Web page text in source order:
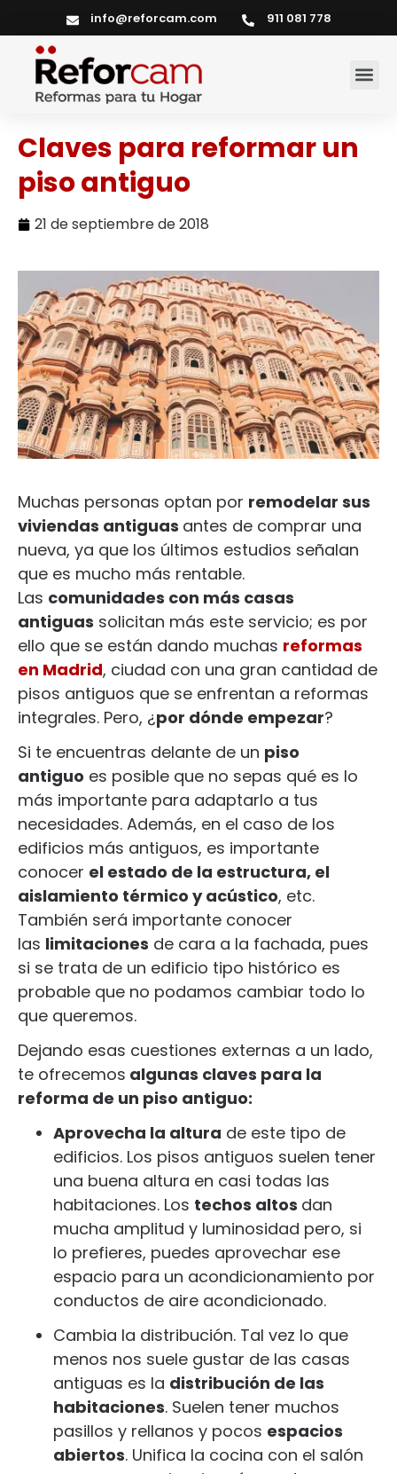
info@reforcam.com 911 081 778
Claves para reformar un
piso antiguo
21 de septiembre de 2018
Muchas personas optan por remodelar sus
viviendas antiguas antes de comprar una
nueva, ya que los últimos estudios señalan
que es mucho más rentable.
Las comunidades con más casas
antiguas solicitan más este servicio; es por
ello que se están dando muchas reformas
en Madrid, ciudad con una gran cantidad de
pisos antiguos que se enfrentan a reformas
integrales. Pero, ¿por dónde empezar?
Si te encuentras delante de un piso
antiguo es posible que no sepas qué es lo
más importante para adaptarlo a tus
necesidades. Además, en el caso de los
edificios más antiguos, es importante
conocer el estado de la estructura, el
aislamiento térmico y acústico, etc.
También será importante conocer
las limitaciones de cara a la fachada, pues
si se trata de un edificio tipo histórico es
probable que no podamos cambiar todo lo
que queremos.
Dejando esas cuestiones externas a un lado,
te ofrecemos algunas claves para la
reforma de un piso antiguo:
Aprovecha la altura de este tipo de
edificios. Los pisos antiguos suelen tener
una buena altura en casi todas las
habitaciones. Los techos altos dan
mucha amplitud y luminosidad pero, si
lo prefieres, puedes aprovechar ese
espacio para un acondicionamiento por
conductos de aire acondicionado.
Cambia la distribución. Tal vez lo que
menos nos suele gustar de las casas
antiguas es la distribución de las
habitaciones. Suelen tener muchos
pasillos y rellanos y pocos espacios
abiertos. Unifica la cocina con el salón